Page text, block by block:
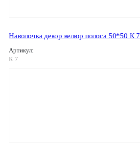
Наволочка декор велюр полоса 50*50 К 7
Артикул:
К 7